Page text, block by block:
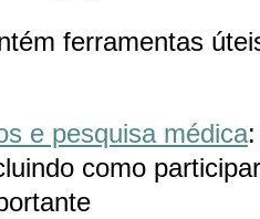
ferramentas
e pesquisa médica
como